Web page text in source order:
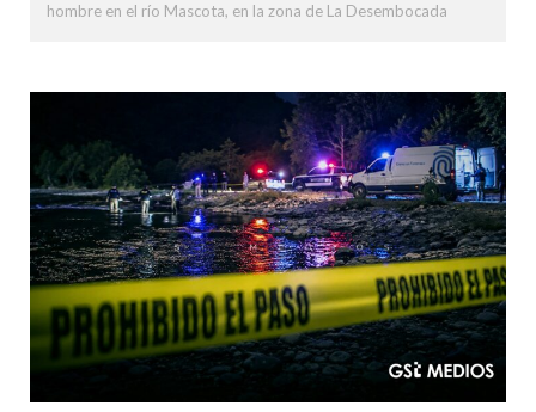
hombre en el río Mascota, en la zona de La Desembocada